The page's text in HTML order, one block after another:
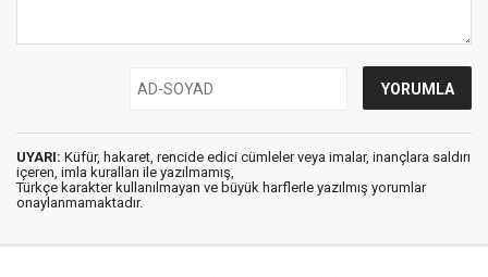
UYARI: Küfür, hakaret, rencide edici cümleler veya imalar, inançlara saldırı
içeren, imla kuralları ile yazılmamış,
Türkçe karakter kullanılmayan ve büyük harflerle yazılmış yorumlar
onaylanmamaktadır.